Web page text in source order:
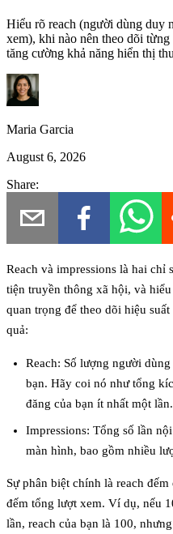
Hiểu rõ reach (người dùng duy
xem), khi nào nên theo dõi
tăng cường khả năng hiển thị
Maria Garcia
August 6, 2026
Share:
Reach và impressions là hai chỉ
tiện truyền thông xã hội, và
quan trọng để theo dõi hiệu
quả:
Reach: Số lượng người
bạn. Hãy coi nó như tổng
đăng của bạn ít nhất một lần.
Impressions: Tổng số lần
màn hình, bao gồm nhiều
Sự phân biệt chính là reach đếm
đếm tổng lượt xem. Ví dụ, nếu
lần, reach của bạn là 100,